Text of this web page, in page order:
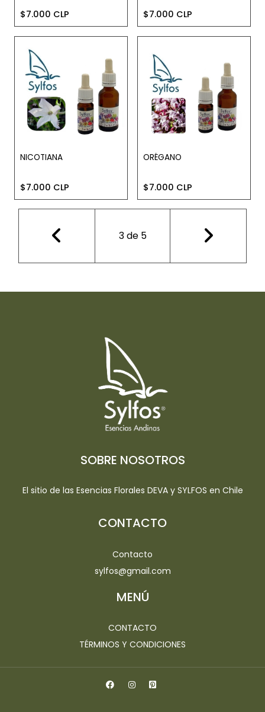
$7.000 CLP $7.000 CLP
NICOTIANA
$7.000 CLP
ORÉGANO
$7.000 CLP
3de 5
SOBRE NOSOTROS
El sitio de las Esencias Florales DEVA y SYLFOS en Chile
CONTACTO
Contacto
sylfos@gmail.com
MENÚ
CONTACTO
TÉRMINOS Y CONDICIONES